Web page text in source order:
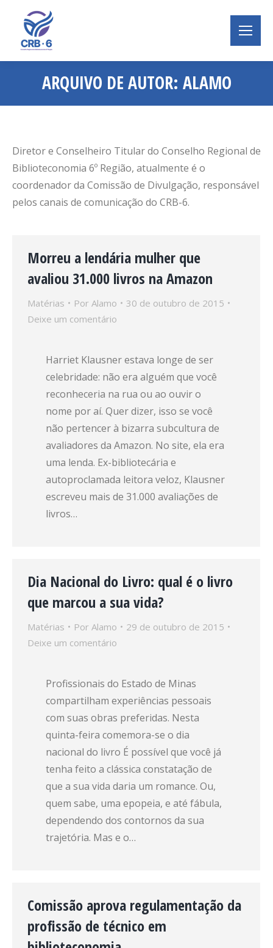
ARQUIVO DE AUTOR: ALAMO
Você está aqui:
Diretor e Conselheiro Titular do Conselho Regional de
Biblioteconomia 6º Região, atualmente é o
coordenador da Comissão de Divulgação, responsável
pelos canais de comunicação do CRB-6.
Morreu a lendária mulher que
avaliou 31.000 livros na Amazon
Matérias Por Alamo
30 de outubro de 2015
Deixe um comentário
Harriet Klausner estava longe de ser
celebridade: não era alguém que você
reconheceria na rua ou ao ouvir o
nome por aí. Quer dizer, isso se você
não pertencer à bizarra subcultura de
avaliadores da Amazon. No site, ela era
uma lenda. Ex-bibliotecária e
autoproclamada leitora veloz, Klausner
escreveu mais de 31.000 avaliações de
livros…
Dia Nacional do Livro: qual é o livro
que marcou a sua vida?
Matérias Por Alamo
29 de outubro de 2015
Deixe um comentário
Profissionais do Estado de Minas
compartilham experiências pessoais
com suas obras preferidas. Nesta
quinta-feira comemora-se o dia
nacional do livro É possível que você já
tenha feito a clássica constatação de
que a sua vida daria um romance. Ou,
quem sabe, uma epopeia, e até fábula,
dependendo dos contornos da sua
trajetória. Mas e o…
Comissão aprova regulamentação da
profissão de técnico em